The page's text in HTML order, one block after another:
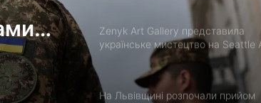
Zenyk Art Gallery представила
українське мистецтво на Seattle
Fair та налагодила медичне
партнерство з Вашингтоном
На Львівщині розпочали прийом